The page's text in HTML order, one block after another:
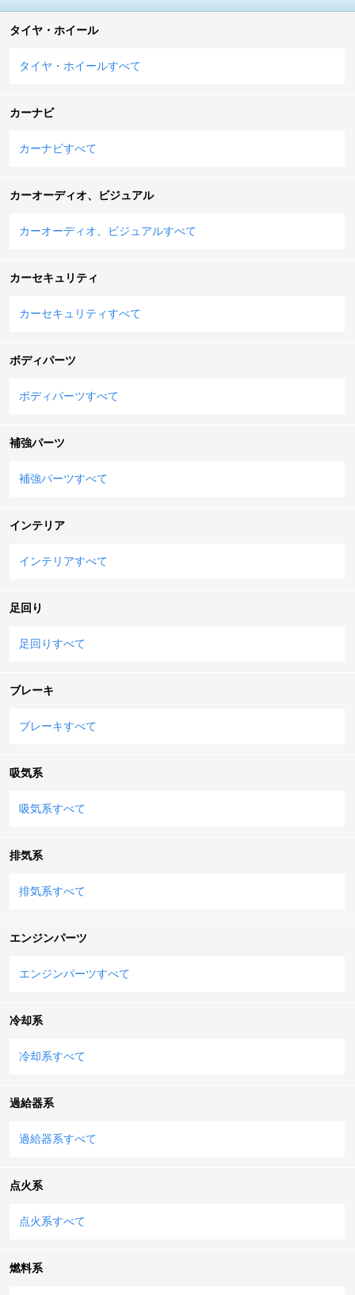
タイヤ・ホイール
タイヤ・ホイールすべて
カーナビ
カーナビすべて
カーオーディオ、ビジュアル
カーオーディオ、ビジュアルすべて
カーセキュリティ
カーセキュリティすべて
ボディパーツ
ボディパーツすべて
補強パーツ
補強パーツすべて
インテリア
インテリアすべて
足回り
足回りすべて
ブレーキ
ブレーキすべて
吸気系
吸気系すべて
排気系
排気系すべて
エンジンパーツ
エンジンパーツすべて
冷却系
冷却系すべて
過給器系
過給器系すべて
点火系
点火系すべて
燃料系